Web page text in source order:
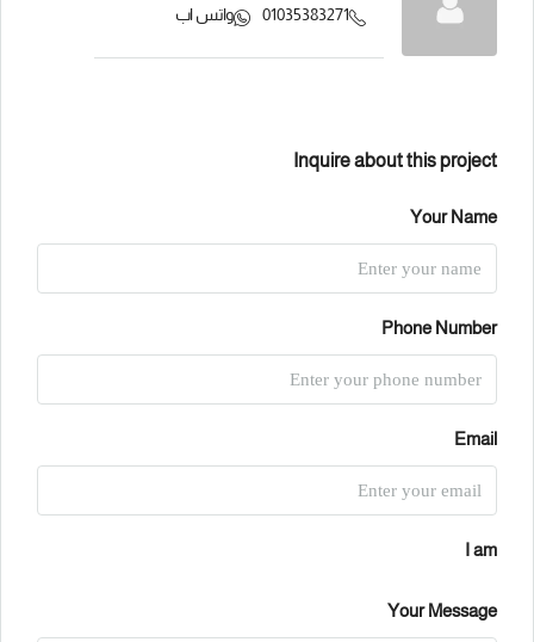
01035383271 واتس اب
Inquire about this project
Your Name
Phone Number
Email
I am
Your Message